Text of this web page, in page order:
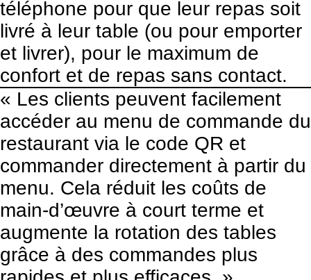
téléphone pour que leur repas soit
livré à leur table (ou pour emporter
et livrer), pour le maximum de
confort et de repas sans contact.
« Les clients peuvent facilement
accéder au menu de commande du
restaurant via le code QR et
commander directement à partir du
menu. Cela réduit les coûts de
main-d’œuvre à court terme et
augmente la rotation des tables
grâce à des commandes plus